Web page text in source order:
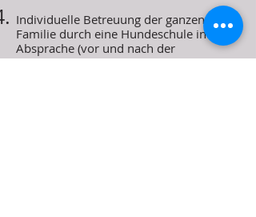
Individuelle Betreuung der ganzen
Familie durch eine Hundeschule in
Absprache (vor und nach der
Vermittlung)